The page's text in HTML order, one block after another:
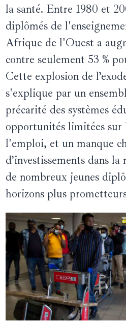
la santé. Entre 1980 et
diplômés de
Afrique de l'Ouest a
contre seulement 53 %
Cette explosion de
s'explique par un
précarité des systèmes
opportunités limitées sur
l'emploi, et un manque
d’investissements dans
de nombreux jeunes
horizons plus